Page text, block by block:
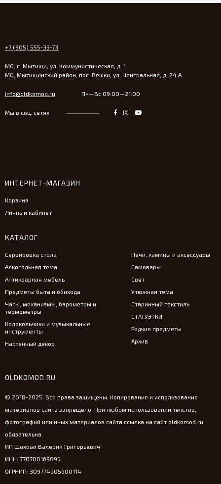
+7 (905) 555-33-73
МО, г. Мытищи, ул. Коммунистическая, д. 1
МО, Мытищинский район, пос. Вешки, ул. Центральная, д. 24 А
info@oldkomod.ru Пн—Вс 09:00—21:00
Мы в соц. сетях
ИНТЕРНЕТ-МАГАЗИН
Корзина
Личный кабинет
КАТАЛОГ
Сервировка стола
Алкогольная тема
Антикварная мебель
Предметы быта и обихода
Часы, механизмы, барометры и
термометры
Колокольчики и музыкальные
инструменты
Настенный декор
Печи, камины и аксессуары
Самовары
Свет
Утюжная тема
Старинный текстиль
СТАТУЭТКИ
Редкие предметы
Архив
OLDKOMOD.RU
© 2018-2025. Все права защищены. Копирование и использование
материалов сайта запрещено. При любом использовании текстов,
фотографий или иных материалов сайта ссылка на сайт oldkomod.ru
обязательна.
ИП Шахрай Валерий Григорьевич
ИНН: 770700169895
ОГРНИП: 309774605600114